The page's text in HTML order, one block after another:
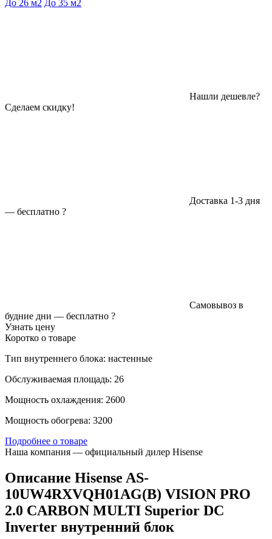
До 26 м2 До 35 м2
Нашли дешевле?
Сделаем скидку!
Доставка 1-3 дня
— бесплатно ?
Самовывоз в
будние дни — бесплатно ?
Узнать цену
Коротко о товаре
Тип внутреннего блока: настенные
Обслуживаемая площадь: 26
Мощность охлаждения: 2600
Мощность обогрева: 3200
Подробнее о товаре
Наша компания — официальный дилер Hisense
Описание Hisense AS-
10UW4RXVQH01AG(B) VISION PRO
2.0 CARBON MULTI Superior DC
Inverter внутренний блок